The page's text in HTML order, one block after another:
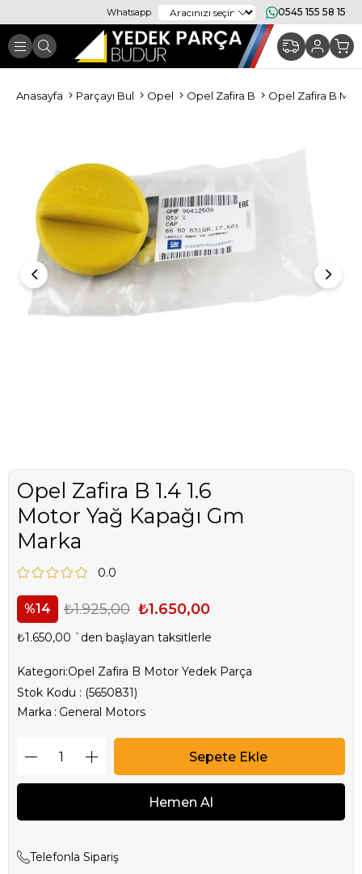
Whatsapp 0545 155 58 15
Anasayfa Parçayı Bul Opel Opel Zafira B Opel Zafira B
Opel Zafira B 1.4 1.6
Motor Yağ Kapağı Gm
Marka
0.0
14 ₺1.925,00 ₺1.650,00
₺1.650,00 `den başlayan taksitlerle
Kategori:Opel Zafira B Motor Yedek Parça
Stok Kodu
(5650831)
Marka : General Motors
Telefonla Sipariş